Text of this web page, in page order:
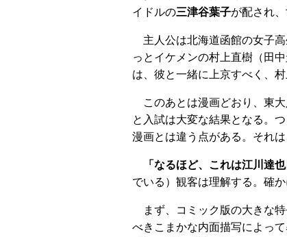
イドルの三津谷葉子が配され
主人公は北海道函館の女子
っとイケメンの村上直樹（田
は、彼と一緒に上京すべく、
このあとは漫画どおり、東
と入試は大変な結果となる。
漫画とは違う点がある。それは
「なるほど、これは江川達
でいる）観客は理解する。確
まず、コミック版の大きな
べきこまかな内面描写によっ